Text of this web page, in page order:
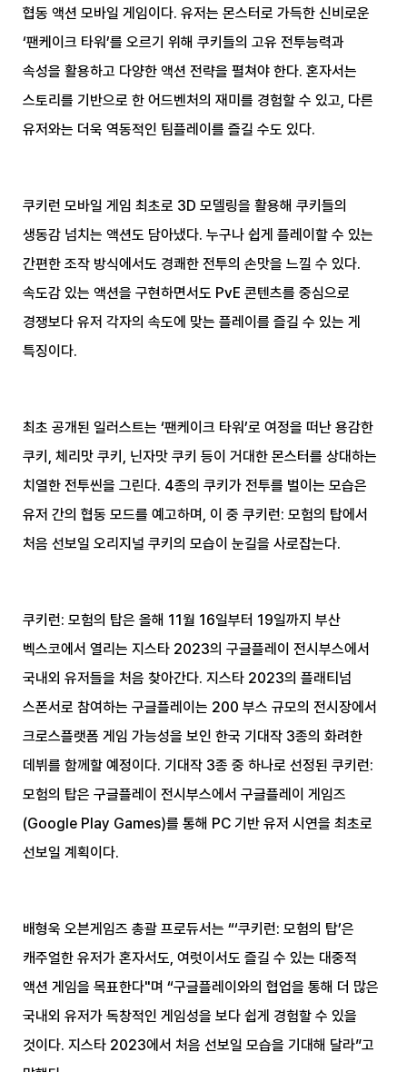
협동 액션 모바일 게임이다. 유저는 몬스터로 가득한 신비로운
‘팬케이크 타워’를 오르기 위해 쿠키들의 고유 전투능력과
속성을 활용하고 다양한 액션 전략을 펼쳐야 한다. 혼자서는
스토리를 기반으로 한 어드벤처의 재미를 경험할 수 있고, 다른
유저와는 더욱 역동적인 팀플레이를 즐길 수도 있다.
쿠키런 모바일 게임 최초로 3D 모델링을 활용해 쿠키들의
생동감 넘치는 액션도 담아냈다. 누구나 쉽게 플레이할 수 있는
간편한 조작 방식에서도 경쾌한 전투의 손맛을 느낄 수 있다.
속도감 있는 액션을 구현하면서도 PvE 콘텐츠를 중심으로
경쟁보다 유저 각자의 속도에 맞는 플레이를 즐길 수 있는 게
특징이다.
최초 공개된 일러스트는 ‘팬케이크 타워’로 여정을 떠난 용감한
쿠키, 체리맛 쿠키, 닌자맛 쿠키 등이 거대한 몬스터를 상대하는
치열한 전투씬을 그린다. 4종의 쿠키가 전투를 벌이는 모습은
유저 간의 협동 모드를 예고하며, 이 중 쿠키런: 모험의 탑에서
처음 선보일 오리지널 쿠키의 모습이 눈길을 사로잡는다.
쿠키런: 모험의 탑은 올해 11월 16일부터 19일까지 부산
벡스코에서 열리는 지스타 2023의 구글플레이 전시부스에서
국내외 유저들을 처음 찾아간다. 지스타 2023의 플래티넘
스폰서로 참여하는 구글플레이는 200 부스 규모의 전시장에서
크로스플랫폼 게임 가능성을 보인 한국 기대작 3종의 화려한
데뷔를 함께할 예정이다. 기대작 3종 중 하나로 선정된 쿠키런:
모험의 탑은 구글플레이 전시부스에서 구글플레이 게임즈
(Google Play Games)를 통해 PC 기반 유저 시연을 최초로
선보일 계획이다.
배형욱 오븐게임즈 총괄 프로듀서는 “‘쿠키런: 모험의 탑’은
캐주얼한 유저가 혼자서도, 여럿이서도 즐길 수 있는 대중적
액션 게임을 목표한다"며 “구글플레이와의 협업을 통해 더 많은
국내외 유저가 독창적인 게임성을 보다 쉽게 경험할 수 있을
것이다. 지스타 2023에서 처음 선보일 모습을 기대해 달라”고